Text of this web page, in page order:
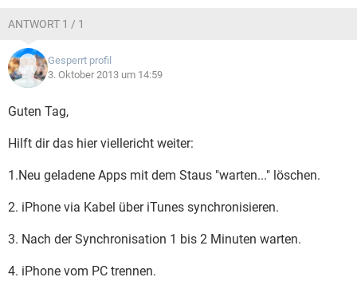
ANTWORT 1 / 1
Gesperrt profil
3. Oktober 2013 um 14:59
Guten Tag,
Hilft dir das hier viellericht weiter:
1.Neu geladene Apps mit dem Staus "warten..." löschen.
2. iPhone via Kabel über iTunes synchronisieren.
3. Nach der Synchronisation 1 bis 2 Minuten warten.
4. iPhone vom PC trennen.